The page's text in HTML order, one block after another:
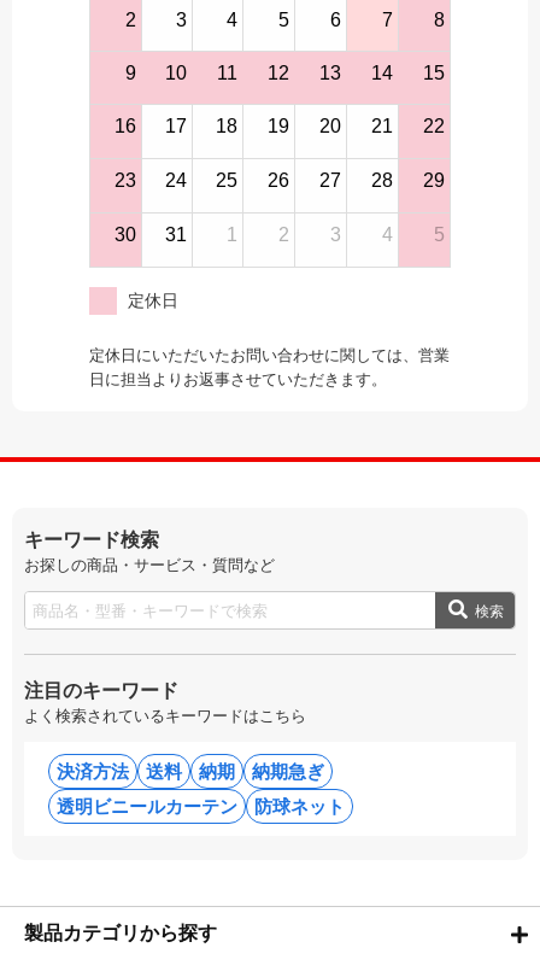
2 3 4 5 6 7 8
9 10 11 12 13 14 15
16 17 18 19 20 21 22
23 24 25 26 27 28 29
30 31 1 2 3 4 5
定休日
定休日にいただいたお問い合わせに関しては、営業
日に担当よりお返事させていただきます。
キーワード検索
お探しの商品・サービス・質問など
検索
注目のキーワード
よく検索されているキーワードはこちら
決済方法 送料 納期
納期急ぎ
透明ビニールカーテン
防球ネット
製品カテゴリから探す